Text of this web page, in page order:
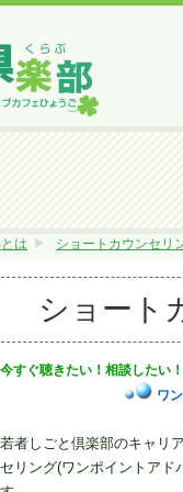
は ショートカウンセリ
ショート
今すぐ聴きたい！相談したい！
ワ
若者しごと倶楽部のキャリ
セリング(ワンポイントアド